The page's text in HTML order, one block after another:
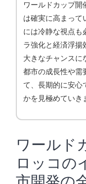
ワールドカップ開
は確実に高まって
には冷静な視点も
ラ強化と経済浮揚
大きなチャンスに
都市の成長性や需
て、長期的に安心
かを見極めていき
ワールド
ロッコの